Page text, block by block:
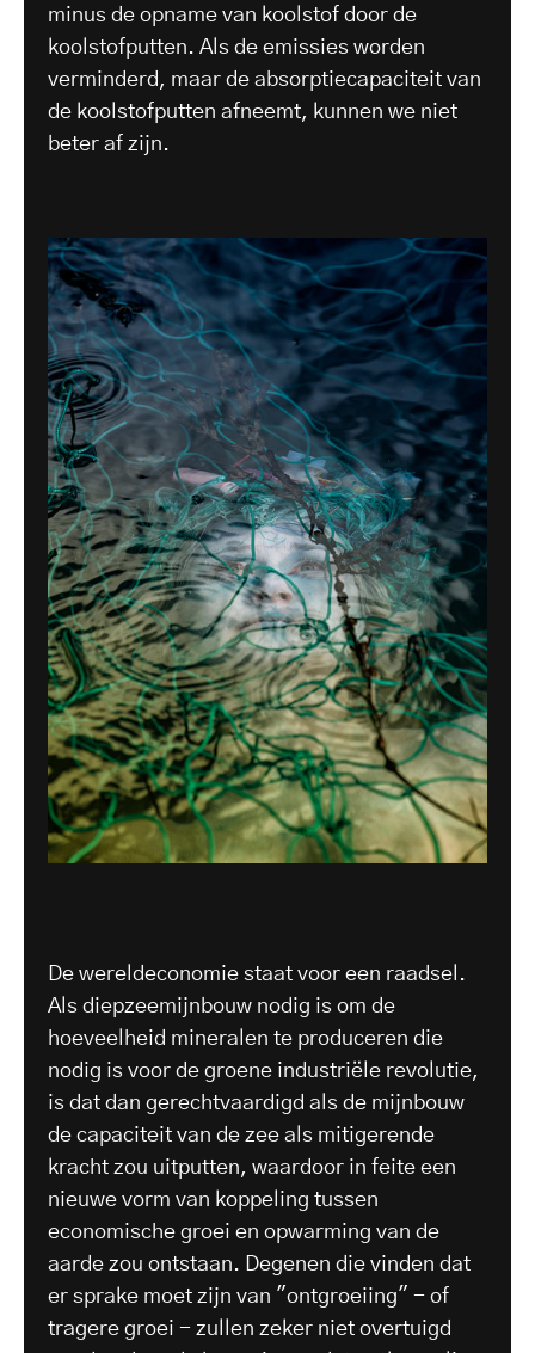
minus de opname van koolstof door de
koolstofputten. Als de emissies worden
verminderd, maar de absorptiecapaciteit van
de koolstofputten afneemt, kunnen we niet
beter af zijn.
De wereldeconomie staat voor een raadsel.
Als diepzeemijnbouw nodig is om de
hoeveelheid mineralen te produceren die
nodig is voor de groene industriële revolutie,
is dat dan gerechtvaardigd als de mijnbouw
de capaciteit van de zee als mitigerende
kracht zou uitputten, waardoor in feite een
nieuwe vorm van koppeling tussen
economische groei en opwarming van de
aarde zou ontstaan. Degenen die vinden dat
er sprake moet zijn van "ontgroeiing" - of
tragere groei - zullen zeker niet overtuigd